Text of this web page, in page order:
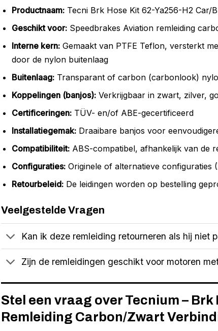
Productnaam:Tecni Brk Hose Kit 62-Ya256-H2 Car/
Geschikt voor:Speedbrakes Aviation remleiding
Interne kern:Gemaakt van PTFE Teflon, versterkt
door de nylon buitenlaag
Buitenlaag:Transparant of carbon (carbonlook)
Koppelingen (banjos):Verkrijgbaar in zwart, zilver,
Certificeringen:TÜV- en/of ABE-gecertificeerd
Installatiegemak:Draaibare banjos voor
Compatibiliteit:ABS-compatibel, afhankelijk van de
Configuraties:Originele of alternatieve configuraties
Retourbeleid:De leidingen worden op bestelling
Veelgestelde Vragen
Kan ik deze remleiding retourneren als hij niet
Zijn de remleidingen geschikt voor motoren
Stel een vraag over Tecnium –
Remleiding Carbon/Zwart